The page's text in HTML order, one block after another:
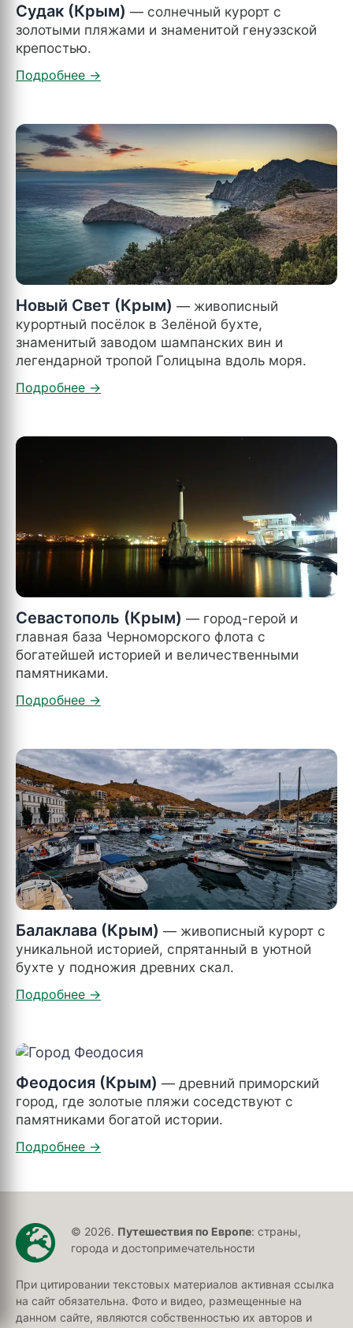
Судак (Крым) — солнечный курорт с
золотыми пляжами и знаменитой генуэзской
крепостью.
Новый Свет (Крым) — живописный
курортный посёлок в Зелёной бухте,
знаменитый заводом шампанских вин и
легендарной тропой Голицына вдоль моря.
Севастополь (Крым) — город-герой и
главная база Черноморского флота с
богатейшей историей и величественными
памятниками.
Балаклава (Крым) — живописный курорт с
уникальной историей, спрятанный в уютной
бухте у подножия древних скал.
Феодосия (Крым) — древний приморский
город, где золотые пляжи соседствуют с
памятниками богатой истории.
© 2026. Путешествия по Европе: страны,
города и достопримечательности
При цитировании текстовых материалов активная ссылка
на сайт обязательна. Фото и видео, размещенные на
данном сайте, являются собственностью их авторов и